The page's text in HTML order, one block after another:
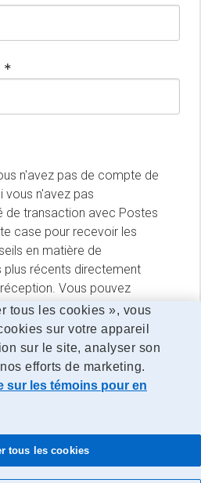
*
n'avez pas de compte de
vous n'avez pas
de transaction avec Postes
case pour recevoir les
en matière de
récents directement
Vous pouvez
temps.
tous les cookies », vous
sur votre appareil
sur le site, analyser son
efforts de marketing.
sur les témoins pour en
tous les cookies